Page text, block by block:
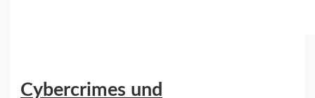
Cybercrimes und